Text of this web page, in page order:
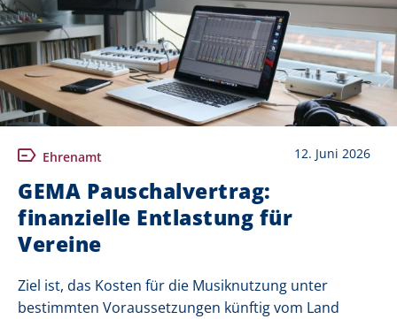
Ehrenamt 12. Juni 2026
GEMA Pauschalvertrag:
finanzielle Entlastung für
Vereine
Ziel ist, das Kosten für die Musiknutzung unter
bestimmten Voraussetzungen künftig vom Land